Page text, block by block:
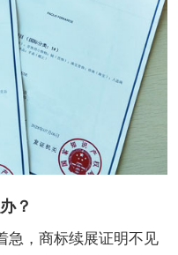
？
急，商标续展证明不见